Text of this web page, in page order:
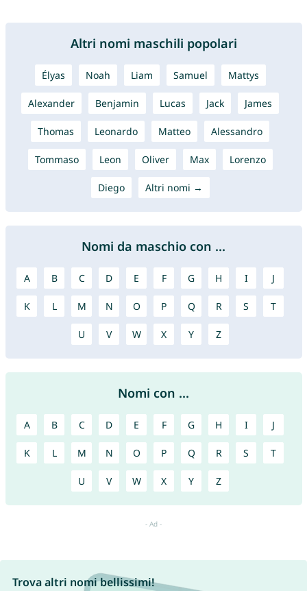
Altri nomi maschili popolari
Élyas Noah Liam Samuel Mattys
Alexander Benjamin Lucas Jack James
Thomas Leonardo Matteo Alessandro
Tommaso Leon Oliver Max Lorenzo
Diego Altri nomi →
Nomi da maschio con ...
A B C D E F G H I J
K L M N O P Q R S T
U V W X Y Z
Nomi con ...
A B C D E F G H I J
K L M N O P Q R S T
U V W X Y Z
Trova altri nomi bellissimi!